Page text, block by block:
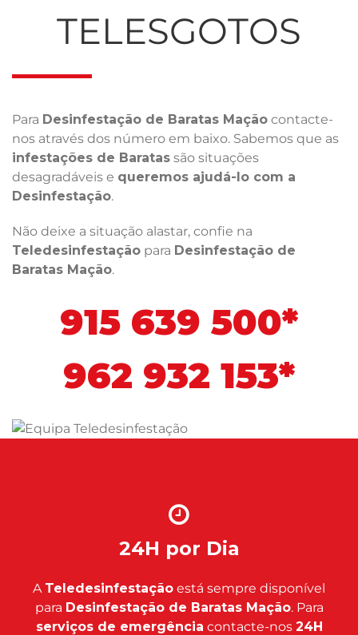
TELESGOTOS
Para Desinfestação de Baratas Mação contacte-
nos através dos número em baixo. Sabemos que as
infestações de Baratas são situações
desagradáveis e queremos ajudá-lo com a
Desinfestação.
Não deixe a situação alastar, confie na
Teledesinfestação para Desinfestação de
Baratas Mação.
915 639 500*
962 932 153*
24H por Dia
A Teledesinfestação está sempre disponível
para Desinfestação de Baratas Mação. Para
serviços de emergência contacte-nos 24H